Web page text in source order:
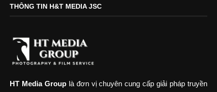
THÔNG TIN H&T MEDIA JSC
HT Media Grouplà đơn vị chuyên cung cấp giải pháp truyền